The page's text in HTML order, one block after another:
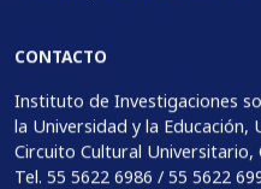
CONTACTO
Instituto de Investigaciones
la Universidad y la Educación,
Circuito Cultural Universitario,
Tel. 55 5622 6986 / 55 5622